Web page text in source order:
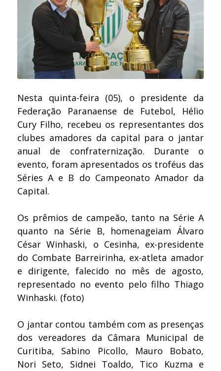
Nesta quinta-feira (05), o presidente da
Federação Paranaense de Futebol, Hélio
Cury Filho, recebeu os representantes dos
clubes amadores da capital para o jantar
anual de confraternização. Durante o
evento, foram apresentados os troféus das
Séries A e B do Campeonato Amador da
Capital.
Os prêmios de campeão, tanto na Série A
quanto na Série B, homenageiam Álvaro
César Winhaski, o Cesinha, ex-presidente
do Combate Barreirinha, ex-atleta amador
e dirigente, falecido no mês de agosto,
representado no evento pelo filho Thiago
Winhaski. (foto)
O jantar contou também com as presenças
dos vereadores da Câmara Municipal de
Curitiba, Sabino Picollo, Mauro Bobato,
Nori Seto, Sidnei Toaldo, Tico Kuzma e